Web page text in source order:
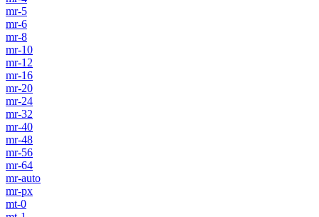
mr-5
mr-6
mr-8
mr-10
mr-12
mr-16
mr-20
mr-24
mr-32
mr-40
mr-48
mr-56
mr-64
mr-auto
mr-px
mt-0